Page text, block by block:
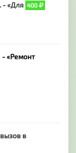
- «Для 400
«Ремонт
в